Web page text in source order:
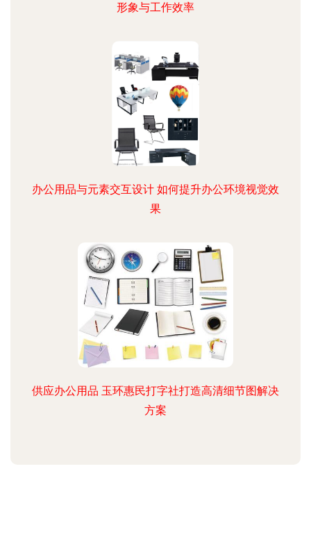
形象与工作效率
办公用品与元素交互设计 如何提升办公环境视觉效
果
供应办公用品 玉环惠民打字社打造高清细节图解决
方案